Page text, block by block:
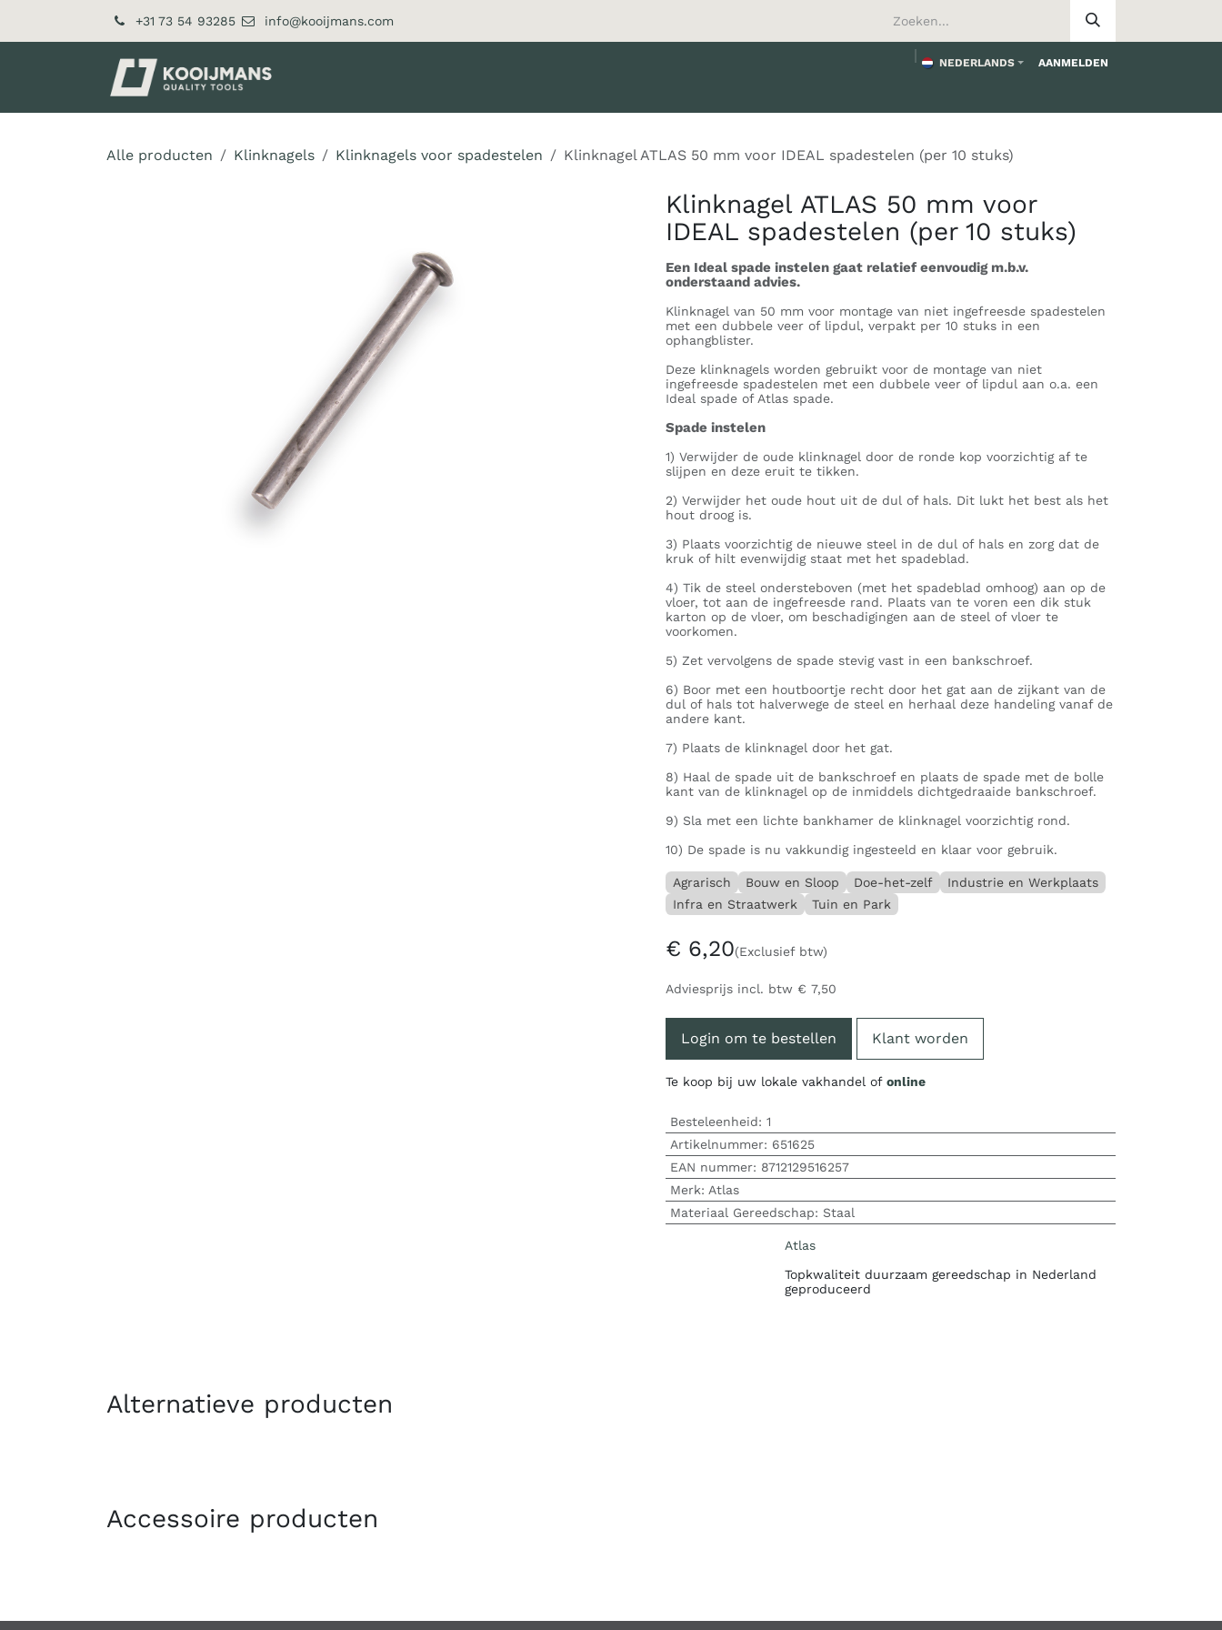
+31 73 54 93285 info@kooijmans.com
NEDERLANDS AANMELDEN
Alle producten Klinknagels Klinknagels voor spadestelen Klinknagel ATLAS 50 mm voor IDEAL spadestelen (per 10 stuks)
Klinknagel ATLAS 50 mm voor
IDEAL spadestelen (per 10 stuks)
Een Ideal spade instelen gaat relatief eenvoudig m.b.v.
onderstaand advies.
Klinknagel van 50 mm voor montage van niet ingefreesde spadestelen
met een dubbele veer of lipdul, verpakt per 10 stuks in een
ophangblister.
Deze klinknagels worden gebruikt voor de montage van niet
ingefreesde spadestelen met een dubbele veer of lipdul aan o.a. een
Ideal spade of Atlas spade.
Spade instelen
1) Verwijder de oude klinknagel door de ronde kop voorzichtig af te
slijpen en deze eruit te tikken.
2) Verwijder het oude hout uit de dul of hals. Dit lukt het best als het
hout droog is.
3) Plaats voorzichtig de nieuwe steel in de dul of hals en zorg dat de
kruk of hilt evenwijdig staat met het spadeblad.
4) Tik de steel ondersteboven (met het spadeblad omhoog) aan op de
vloer, tot aan de ingefreesde rand. Plaats van te voren een dik stuk
karton op de vloer, om beschadigingen aan de steel of vloer te
voorkomen.
5) Zet vervolgens de spade stevig vast in een bankschroef.
6) Boor met een houtboortje recht door het gat aan de zijkant van de
dul of hals tot halverwege de steel en herhaal deze handeling vanaf de
andere kant.
7) Plaats de klinknagel door het gat.
8) Haal de spade uit de bankschroef en plaats de spade met de bolle
kant van de klinknagel op de inmiddels dichtgedraaide bankschroef.
9) Sla met een lichte bankhamer de klinknagel voorzichtig rond.
10) De spade is nu vakkundig ingesteeld en klaar voor gebruik.
Agrarisch Bouw en Sloop Doe-het-zelf
Industrie en Werkplaats
Infra en Straatwerk
Tuin en Park
€ 6,20(Exclusief btw)
Adviesprijs incl. btw € 7,50
Login om te bestellen Klant worden
Te koop bij uw lokale vakhandel of online
Besteleenheid: 1
Artikelnummer: 651625
EAN nummer: 8712129516257
Merk: Atlas
Materiaal Gereedschap: Staal
Atlas
Topkwaliteit duurzaam gereedschap in Nederland
geproduceerd
Alternatieve producten
Accessoire producten